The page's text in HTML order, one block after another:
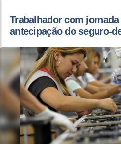
Trabalhador com
antecipação do seguro-